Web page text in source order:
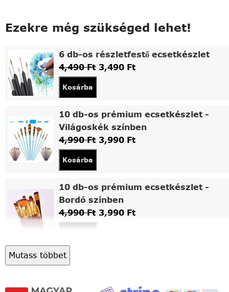
Ezekre még szükséged lehet!
6 db-os részletfestő ecsetkészlet
4,490Ft 3,490 Ft
Kosárba
10 db-os prémium ecsetkészlet -
Világoskék színben
4,990Ft 3,990 Ft
Kosárba
10 db-os prémium ecsetkészlet -
Bordó színben
4,990Ft 3,990 Ft
Asztali fa festőállvány
Mutass többet